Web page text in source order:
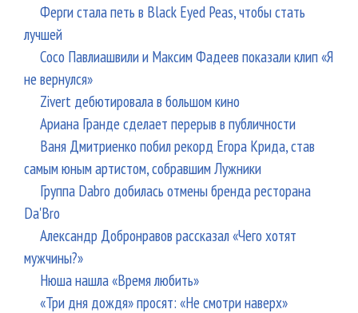
Ферги стала петь в Black Eyed Peas, чтобы стать
лучшей
Сосо Павлиашвили и Максим Фадеев показали клип «Я
не вернулся»
Zivert дебютировала в большом кино
Ариана Гранде сделает перерыв в публичности
Ваня Дмитриенко побил рекорд Егора Крида, став
самым юным артистом, собравшим Лужники
Группа Dabro добилась отмены бренда ресторана
Da'Bro
Александр Добронравов рассказал «Чего хотят
мужчины?»
Нюша нашла «Время любить»
«Три дня дождя» просят: «Не смотри наверх»